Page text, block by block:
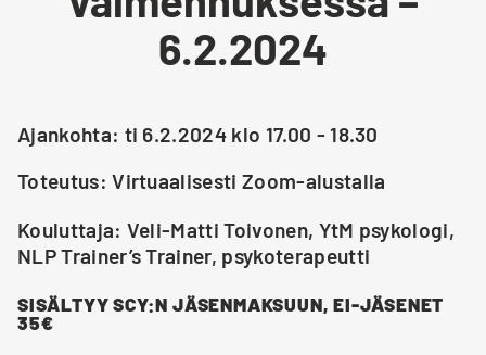
6.2.2024
Ajankohta: ti 6.2.2024 klo 17.00 - 18.30
Toteutus: Virtuaalisesti Zoom-alustalla
Kouluttaja: Veli-Matti Toivonen, YtM psykologi,
NLP Trainer’s Trainer, psykoterapeutti
SISÄLTYY SCY:N JÄSENMAKSUUN, EI-JÄSENET
35€